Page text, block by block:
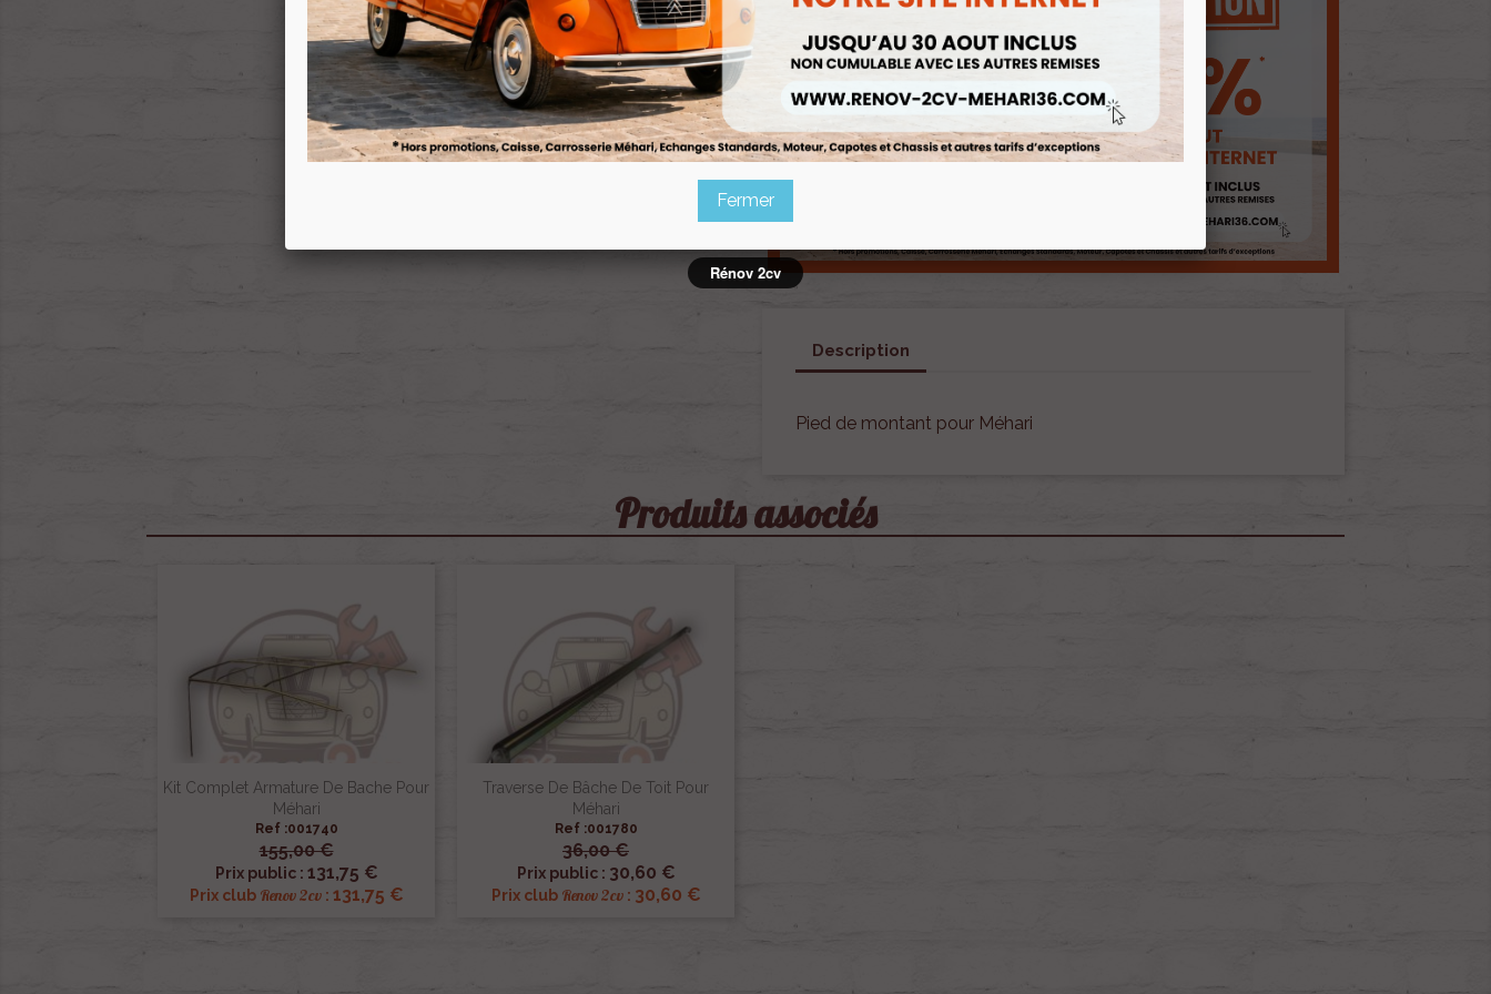
Description
Pied de montant pour Méhari
Produits associés
Kit Complet Armature De Bache Pour
Méhari
Ref :001740
155,00 €
Prix public : 131,75 €
Prix club Renov 2cv: 131,75 €
 Aperçu rapide
Traverse De Bâche De Toit Pour
Méhari
Ref :001780
36,00 €
Prix public : 30,60 €
Prix club Renov 2cv: 30,60 €
 Aperçu rapide
Fermer
Rénov 2cv